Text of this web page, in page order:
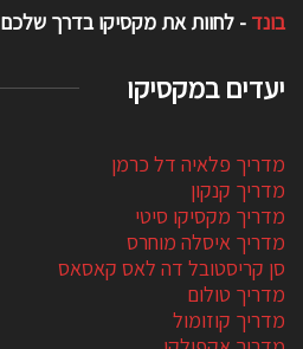
בונד - לחוות את מקסיקו בדרך שלכם
יעדים במקסיקו
מדריך פלאיה דל כרמן
מדריך קנקון
מדריך מקסיקו סיטי
מדריך איסלה מוחרס
סן קריסטובל דה לאס קאסאס
מדריך טולום
מדריך קוזומול